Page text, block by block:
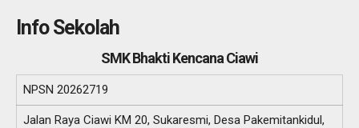
Info Sekolah
SMK Bhakti Kencana Ciawi
NPSN 20262719
Jalan Raya Ciawi KM 20, Sukaresmi, Desa Pakemitankidul,